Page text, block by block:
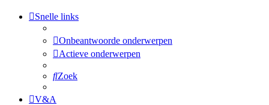
Snelle links
Onbeantwoorde onderwerpen
Actieve onderwerpen
Zoek
V&A